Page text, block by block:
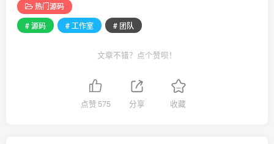
热门源码
# 源码
# 工作室 # 团队
文章不错？点个赞呗！
点赞 575 分享 收藏